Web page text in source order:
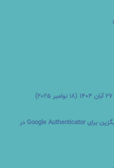
اتنتیکیتور اپل بهترین جایگزین برای Google Authenticator در